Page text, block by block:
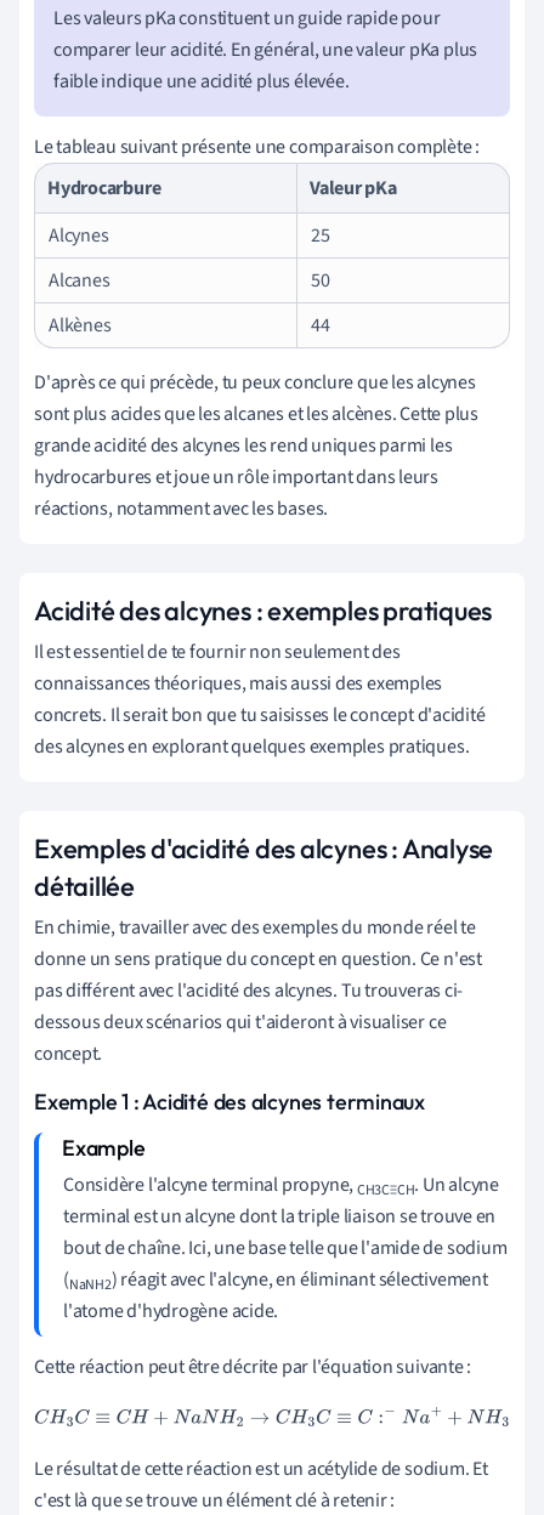
Les valeurs pKa constituent un guide rapide pour
comparer leur acidité. En général, une valeur pKa plus
faible indique une acidité plus élevée.
Le tableau suivant présente une comparaison complète :
Hydrocarbure
Valeur pKa
Alcynes
25
Alcanes
50
Alkènes
44
D'après ce qui précède, tu peux conclure que les alcynes
sont plus acides que les alcanes et les alcènes. Cette plus
grande acidité des alcynes les rend uniques parmi les
hydrocarbures et joue un rôle important dans leurs
réactions, notamment avec les bases.
Acidité des alcynes : exemples pratiques
Il est essentiel de te fournir non seulement des
connaissances théoriques, mais aussi des exemples
concrets. Il serait bon que tu saisisses le concept d'acidité
des alcynes en explorant quelques exemples pratiques.
Exemples d'acidité des alcynes : Analyse
détaillée
En chimie, travailler avec des exemples du monde réel te
donne un sens pratique du concept en question. Ce n'est
pas différent avec l'acidité des alcynes. Tu trouveras ci-
dessous deux scénarios qui t'aideront à visualiser ce
concept.
Exemple 1 : Acidité des alcynes terminaux
Considère l'alcyne terminal propyne,CH3C≡CH. Un alcyne
terminal est un alcyne dont la triple liaison se trouve en
bout de chaîne. Ici, une base telle que l'amide de sodium
(NaNH2) réagit avec l'alcyne, en éliminant sélectivement
l'atome d'hydrogène acide.
Cette réaction peut être décrite par l'équation suivante :
CH3C≡CH+NaNH2→ CH3C≡C :−Na++N H3
Le résultat de cette réaction est un acétylide de sodium. Et
c'est là que se trouve un élément clé à retenir :